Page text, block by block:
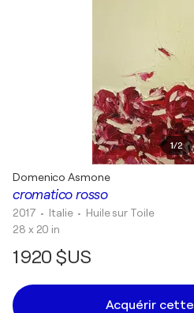
1/2
cromatico rosso
Domenico Asmone
2017 • Italie • Huile sur Toile
28 x 20 in
1 920 $US
Acquérir